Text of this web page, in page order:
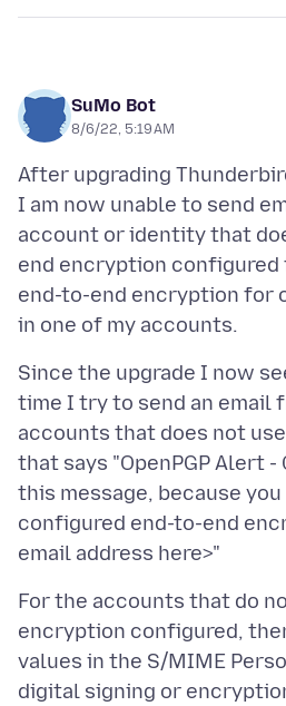
SuMo Bot
8/6/22, 5:19 AM
After upgrading
I am now unable to send
account or identity that
end encryption configured
end-to-end encryption for
Since the upgrade I now
time I try to send an email
accounts that does not
that says "OpenPGP Alert
this message, because
configured end-to-end
For the accounts that do
encryption configured,
values in the S/MIME
digital signing or